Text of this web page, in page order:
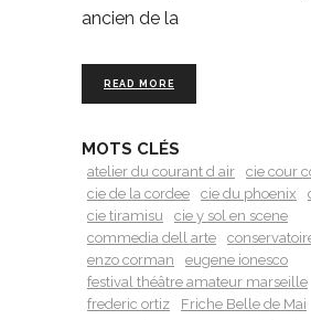
ancien de la
READ MORE
MOTS CLÉS
atelier du courant d air
cie cour
cie de la cordee
cie du phoenix
cie tiramisu
cie y sol en scene
commedia dell arte
enzo corman
eugene ionesco
festival théâtre amateur marseille
frederic ortiz
Friche Belle de Mai